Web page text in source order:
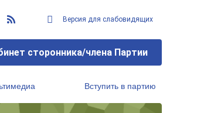
Версия для слабовидящих
сторонника/члена Партии
Вступить в партию